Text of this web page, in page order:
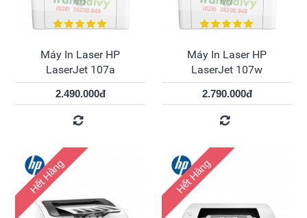
Máy In Laser HP
LaserJet 107a
2.490.000đ
Máy In Laser HP
LaserJet 107w
2.790.000đ
Hết Hàng Hết Hàng